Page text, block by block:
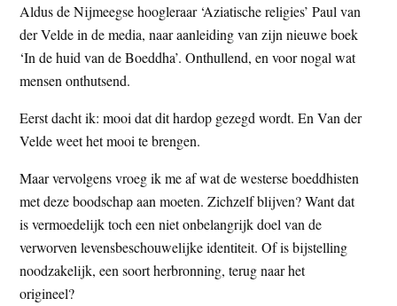
i
t
e
Aldus de Nijmeegse hoogleraar ‘Aziatische religies’ Paul van
der Velde in de media, naar aanleiding van zijn nieuwe boek
‘In de huid van de Boeddha’. Onthullend, en voor nogal wat
mensen onthutsend.
Eerst dacht ik: mooi dat dit hardop gezegd wordt. En Van der
Velde weet het mooi te brengen.
Maar vervolgens vroeg ik me af wat de westerse boeddhisten
met deze boodschap aan moeten. Zichzelf blijven? Want dat
is vermoedelijk toch een niet onbelangrijk doel van de
verworven levensbeschouwelijke identiteit. Of is bijstelling
noodzakelijk, een soort herbronning, terug naar het
origineel?